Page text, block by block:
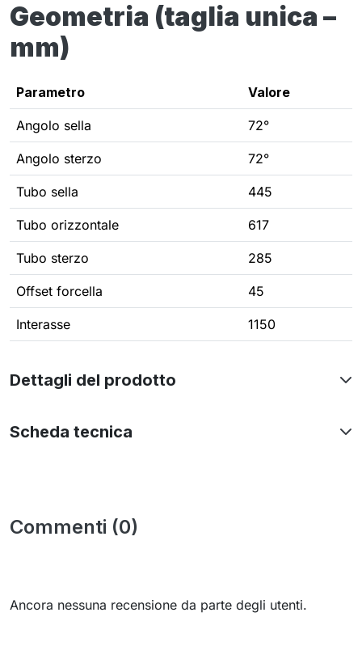
Geometria (taglia unica –
mm)
Parametro Valore
Angolo sella 72°
Angolo sterzo 72°
Tubo sella 445
Tubo orizzontale 617
Tubo sterzo 285
Offset forcella 45
Interasse 1150
Dettagli del prodotto
Scheda tecnica
Commenti (0)
Ancora nessuna recensione da parte degli utenti.